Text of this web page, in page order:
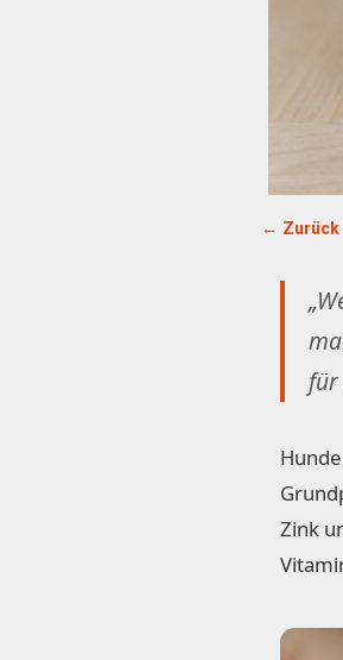
← Zurück
für
Zink